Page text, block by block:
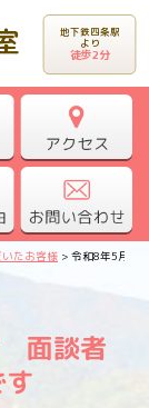
地下鉄四条駅
より
徒歩2分
たお客様 >令和8年5月
面談者